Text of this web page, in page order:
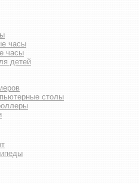
часы
часы
детей
столы